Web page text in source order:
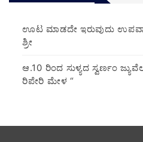
ಊಟ ಮಾಡದೇ ಇರುವುದು
ಶ್ರೀ
ಆ.10 ರಿಂದ ಸುಳ್ಯದ ಸ್ವರ್ಣಂ
ರಿಪೇರಿ ಮೇಳ “